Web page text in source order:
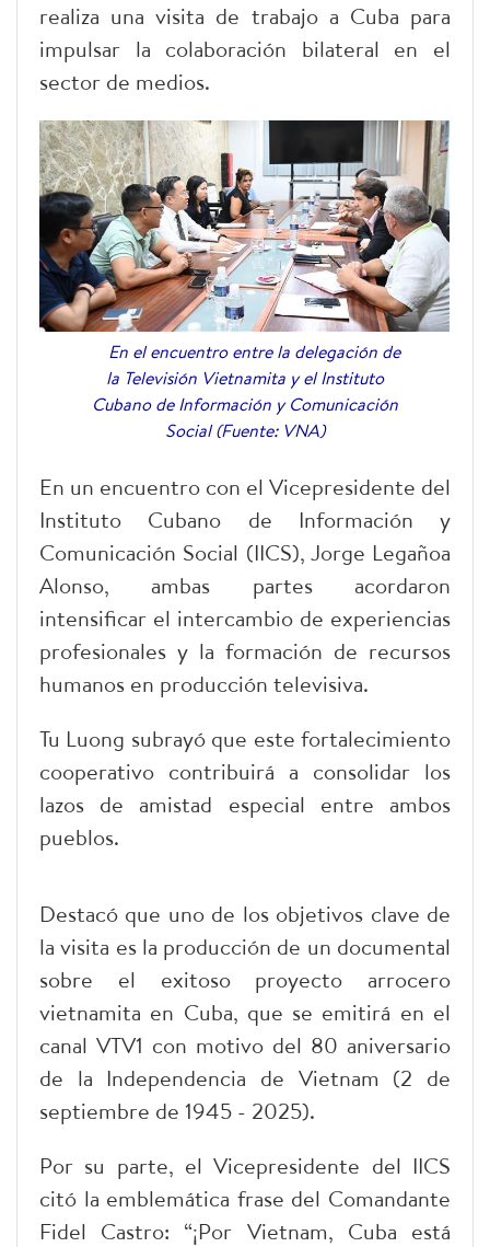
realiza una visita de trabajo a Cuba para
impulsar la colaboración bilateral en el
sector de medios.
En el encuentro entre la delegación de
la Televisión Vietnamita y el Instituto
Cubano de Información y Comunicación
Social (Fuente: VNA)
En un encuentro con el Vicepresidente del
Instituto Cubano de Información y
Comunicación Social (IICS), Jorge Legañoa
Alonso, ambas partes acordaron
intensificar el intercambio de experiencias
profesionales y la formación de recursos
humanos en producción televisiva.
Tu Luong subrayó que este fortalecimiento
cooperativo contribuirá a consolidar los
lazos de amistad especial entre ambos
pueblos.
Destacó que uno de los objetivos clave de
la visita es la producción de un documental
sobre el exitoso proyecto arrocero
vietnamita en Cuba, que se emitirá en el
canal VTV1 con motivo del 80 aniversario
de la Independencia de Vietnam (2 de
septiembre de 1945 - 2025).
Por su parte, el Vicepresidente del IICS
citó la emblemática frase del Comandante
Fidel Castro: “¡Por Vietnam, Cuba está